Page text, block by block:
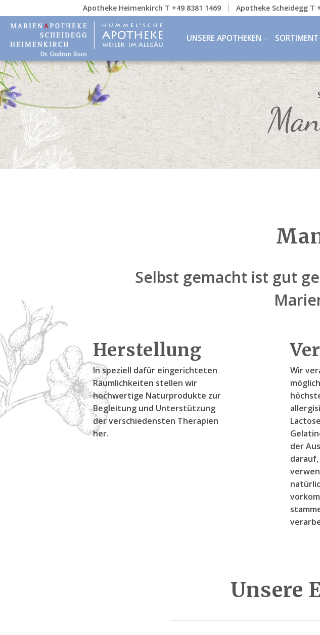
Apotheke Heimenkirch T +49 8381 1469 Apotheke Scheidegg T
UNSERE APOTHEKEN SORTIMENT
Selbst gemacht ist gut
Herstellung
In speziell dafür eingerichteten
Räumlichkeiten stellen wir
hochwertige Naturprodukte zur
Begleitung und Unterstützung
der verschiedensten Therapien
her.
Wir
der
Unsere